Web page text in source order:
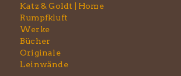
Katz & Goldt | Home
Rumpfkluft
Werke
Bücher
Originale
Leinwände